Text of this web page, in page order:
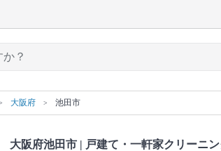
大阪府 池田市
大阪府池田市 | 戸建て・一軒家クリーニ